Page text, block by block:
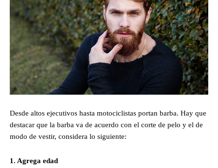
Desde altos ejecutivos hasta motociclistas portan barba. Hay que
destacar que la barba va de acuerdo con el corte de pelo y el de
modo de vestir, considera lo siguiente:
1. Agrega edad